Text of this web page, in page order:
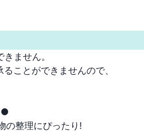
ません。
ことができませんので、
●
の整理にぴったり!